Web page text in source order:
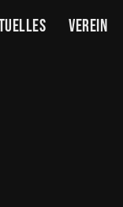
Verein